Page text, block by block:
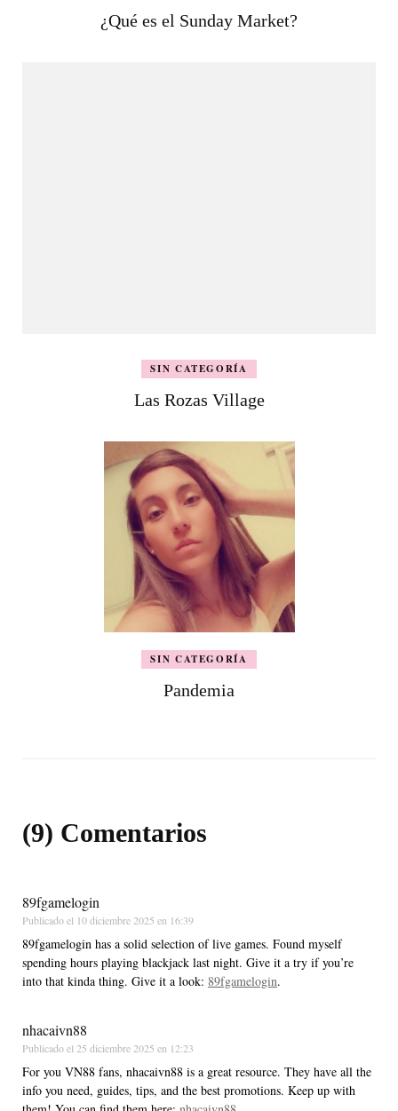
¿Qué es el Sunday Market?
SIN CATEGORÍA
Las Rozas Village
SIN CATEGORÍA
Pandemia
(9) Comentarios
89fgamelogin
Publicado el 10 diciembre 2025 en 16:39
89fgamelogin has a solid selection of live games. Found myself
spending hours playing blackjack last night. Give it a try if you’re
into that kinda thing. Give it a look: 89fgamelogin.
nhacaivn88
Publicado el 25 diciembre 2025 en 12:23
For you VN88 fans, nhacaivn88 is a great resource. They have all the
info you need, guides, tips, and the best promotions. Keep up with